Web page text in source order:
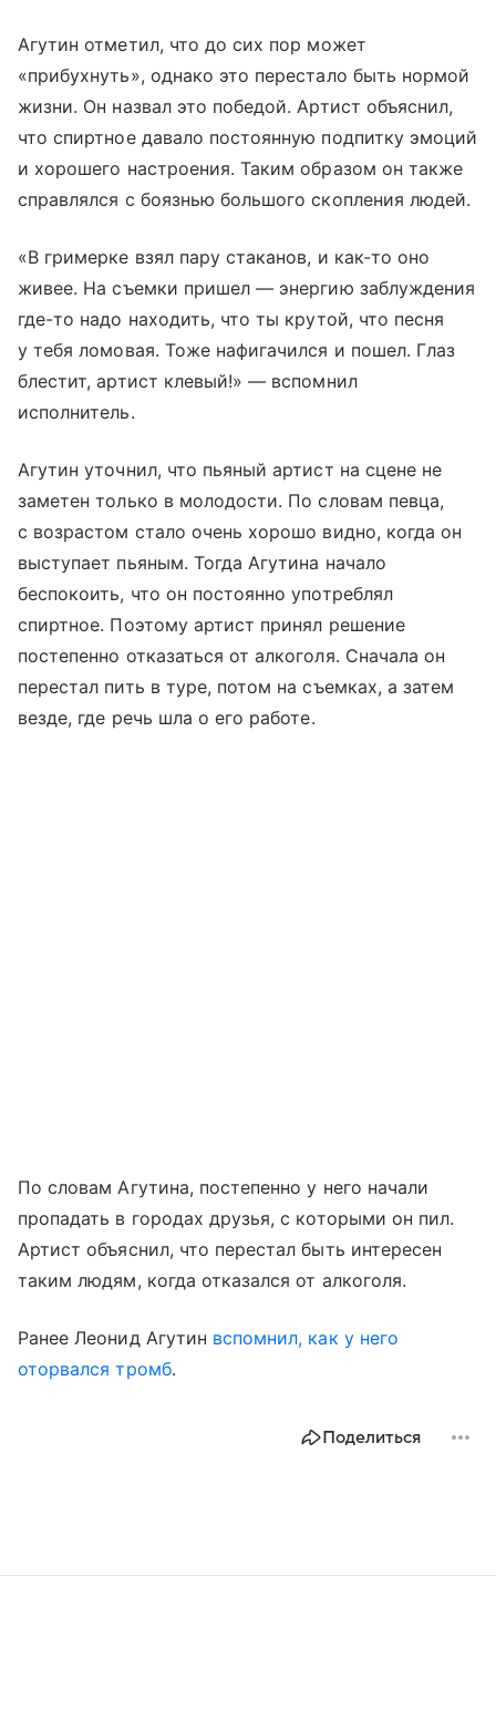
Агутин отметил, что до сих пор может
«прибухнуть», однако это перестало быть нормой
жизни. Он назвал это победой. Артист объяснил,
что спиртное давало постоянную подпитку эмоций
и хорошего настроения. Таким образом он также
справлялся с боязнью большого скопления людей.
«В гримерке взял пару стаканов, и как-то оно
живее. На съемки пришел — энергию заблуждения
где-то надо находить, что ты крутой, что песня
у тебя ломовая. Тоже нафигачился и пошел. Глаз
блестит, артист клевый!» — вспомнил
исполнитель.
Агутин уточнил, что пьяный артист на сцене не
заметен только в молодости. По словам певца,
с возрастом стало очень хорошо видно, когда он
выступает пьяным. Тогда Агутина начало
беспокоить, что он постоянно употреблял
спиртное. Поэтому артист принял решение
постепенно отказаться от алкоголя. Сначала он
перестал пить в туре, потом на съемках, а затем
везде, где речь шла о его работе.
По словам Агутина, постепенно у него начали
пропадать в городах друзья, с которыми он пил.
Артист объяснил, что перестал быть интересен
таким людям, когда отказался от алкоголя.
Ранее Леонид Агутин вспомнил, как у него
оторвался тромб.
Поделиться